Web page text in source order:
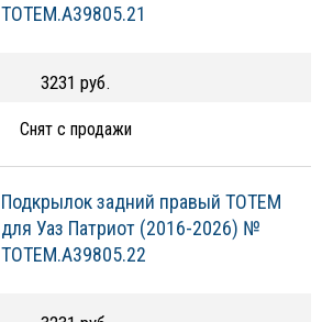
TOTEM.A39805.21
3231 руб.
Снят с продажи
Подкрылок задний правый TOTEM
для Уаз Патриот (2016-2026) №
TOTEM.A39805.22